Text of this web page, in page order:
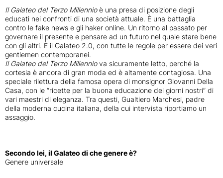
Il Galateo del Terzo Millennioè una presa di posizione degli
educati nei confronti di una società attuale. È una battaglia
contro le fake news e gli haker online. Un ritorno al passato per
governare il presente e pensare ad un futuro nel quale stare bene
con gli altri. È il Galateo 2.0, con tutte le regole per essere dei veri
gentlemen contemporanei.
Il Galateo del Terzo Millenniova sicuramente letto, perché la
cortesia è ancora di gran moda ed è altamente contagiosa. Una
speciale rilettura della famosa opera di monsignor Giovanni Della
Casa, con le “ricette per la buona educazione dei giorni nostri” di
vari maestri di eleganza. Tra questi, Gualtiero Marchesi, padre
della moderna cucina italiana, della cui intervista riportiamo un
assaggio.
Secondo lei, il Galateo di che genere è?
Genere universale